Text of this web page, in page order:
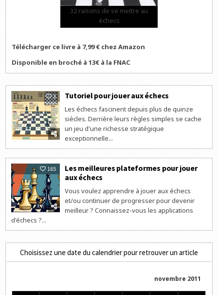
32 raisons de se mettre au
échecs
Télécharger ce livre à 7,99 € chez Amazon
Disponible en broché à 13€ à la FNAC
3 Tutoriel pour jouer aux échecs
Les échecs fascinent depuis plus de quinze
siècles. Derrière leurs règles simples se cache
un jeu d'une richesse stratégique
exceptionnelle...
165
Les meilleures plateformes pour jouer
aux échecs
Vous voulez apprendre à jouer aux échecs
et/ou continuer de progresser pour devenir
meilleur ? Connaissez-vous les applications
d'échecs ?...
Choisissez une date du calendrier pour retrouver un article
novembre 2011